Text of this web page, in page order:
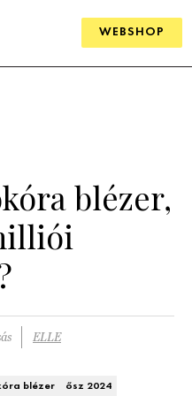
WEBSHOP
blézer,
ELLE
blézer ősz 2024